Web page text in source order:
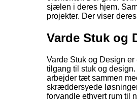
sjælen i deres hjem.
projekter. Der viser
Varde Stuk og
Varde Stuk og Design
tilgang til stuk og
arbejder tæt sammen
skræddersyede
forvandle ethvert rum til